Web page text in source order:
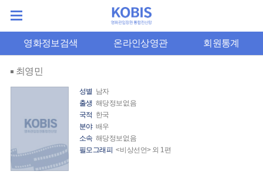
영화정보검색 온라인상영관 회원통계
최영민
성별 남자
출생 해당정보없음
국적 한국
분야 배우
소속 해당정보없음
필모그래피 <비상선언> 외 1편